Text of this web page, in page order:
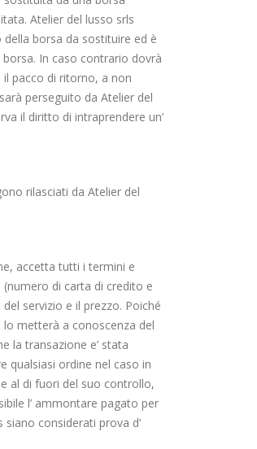
Atelier del lusso srls
borsa da sostituire ed è
In caso contrario dovrà
il pacco di ritorno, a non
perseguito da Atelier del
il diritto di intraprendere un’
rilasciati da Atelier del
accetta tutti i termini e
di carta di credito e
servizio e il prezzo. Poiché
lo metterà a conoscenza del
la transazione e’ stata
qualsiasi ordine nel caso in
al di fuori del suo controllo,
l’ ammontare pagato per
considerati prova d’